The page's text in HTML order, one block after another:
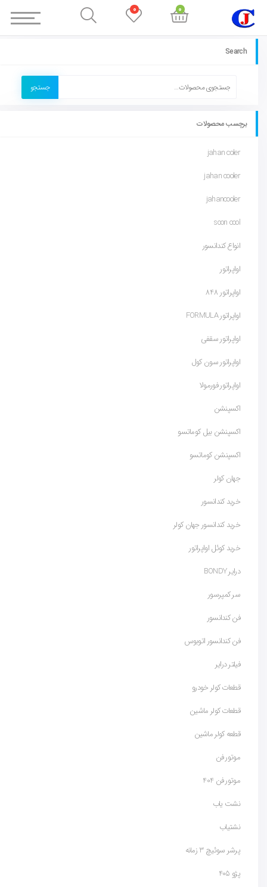
Search
جستجو
برچسب محصولات
jahan coler
jahan cooler
jahancooler
soon cool
انواع کندانسور
اواپراتور
اواپراتور 848
اواپراتور FORMULA
اواپراتور سقفی
اواپراتور سون کول
اواپراتور فورمولا
اکسپنشن
اکسپنشن بیل کوماتسو
اکسپنشن کوماتسو
جهان کولر
خرید کندانسور
خرید کندانسور جهان کولر
خرید کوئل اواپراتور
درایر BONDY
سر کمپرسور
فن کندانسور
فن کندانسور اتوبوس
فیلتر درایر
قطعات کولر خودرو
قطعات کولر ماشین
قطعه کولر ماشین
موتور فن
موتور فن 404
نشت یاب
نشتیاب
پرشر سوئیچ 3 زمانه
پژو 405
0
0